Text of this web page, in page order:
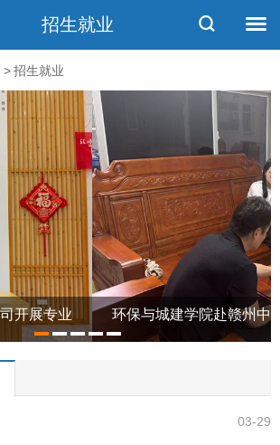
招生就业
>招生就业
与城建学院赴赣州中联环保科技开发有限
1 2 3 4 5
03-29